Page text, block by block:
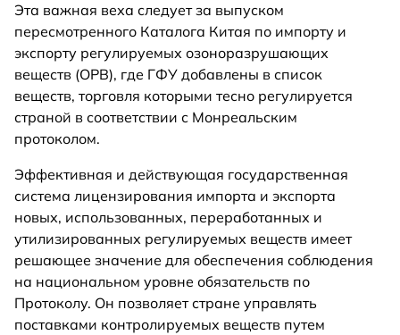
Эта важная веха следует за выпуском
пересмотренного Каталога Китая по импорту и
экспорту регулируемых озоноразрушающих
веществ (ОРВ), где ГФУ добавлены в список
веществ, торговля которыми тесно регулируется
страной в соответствии с Монреальским
протоколом.
Эффективная и действующая государственная
система лицензирования импорта и экспорта
новых, использованных, переработанных и
утилизированных регулируемых веществ имеет
решающее значение для обеспечения соблюдения
на национальном уровне обязательств по
Протоколу. Он позволяет стране управлять
поставками контролируемых веществ путем